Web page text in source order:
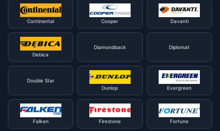
Continental Cooper Davanti
Debica
Diamondback Diplomat
Double Star
Dunlop
Evergreen
Falken Firestone Fortune